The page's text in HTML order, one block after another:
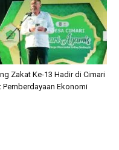
Zakat Ke-13 Hadir di Cimari
Pemberdayaan Ekonomi